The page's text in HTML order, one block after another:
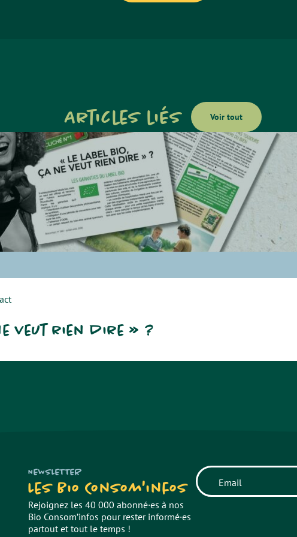
Articles liés Voir tout
veut rien dire » ?
NEWSLETTER
Les Bio Consom'infos
Rejoignez les 40 000 abonné·es à nos
Bio Consom’infos pour rester informé·es
partout et tout le temps !